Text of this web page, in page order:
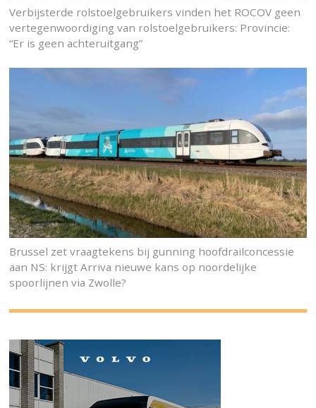
Verbijsterde rolstoelgebruikers vinden het ROCOV geen
vertegenwoordiging van rolstoelgebruikers: Provincie:
“Er is geen achteruitgang”
Brussel zet vraagtekens bij gunning hoofdrailconcessie
aan NS: krijgt Arriva nieuwe kans op noordelijke
spoorlijnen via Zwolle?